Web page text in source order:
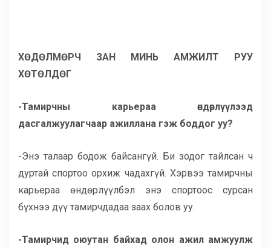
ХӨДӨЛМӨРЧ ЗАН МИНЬ АМЖИЛТ РУУ
ХӨТӨЛДӨГ
-Тамирчны карьераа өндөрлүүлээд
дасгалжуулагчаар ажиллана гэж боддог уу?
-Энэ талаар бодож байсангүй. Би зодог тайлсан ч
дуртай спортоо орхиж чадахгүй. Хэрвээ тамирчны
карьераа өндөрлүүлбэл энэ спортоос сурсан
бүхнээ дүү тамирчдадаа заах болов уу.
-Тамирчид оюутан байхад олон ажил амжуулж